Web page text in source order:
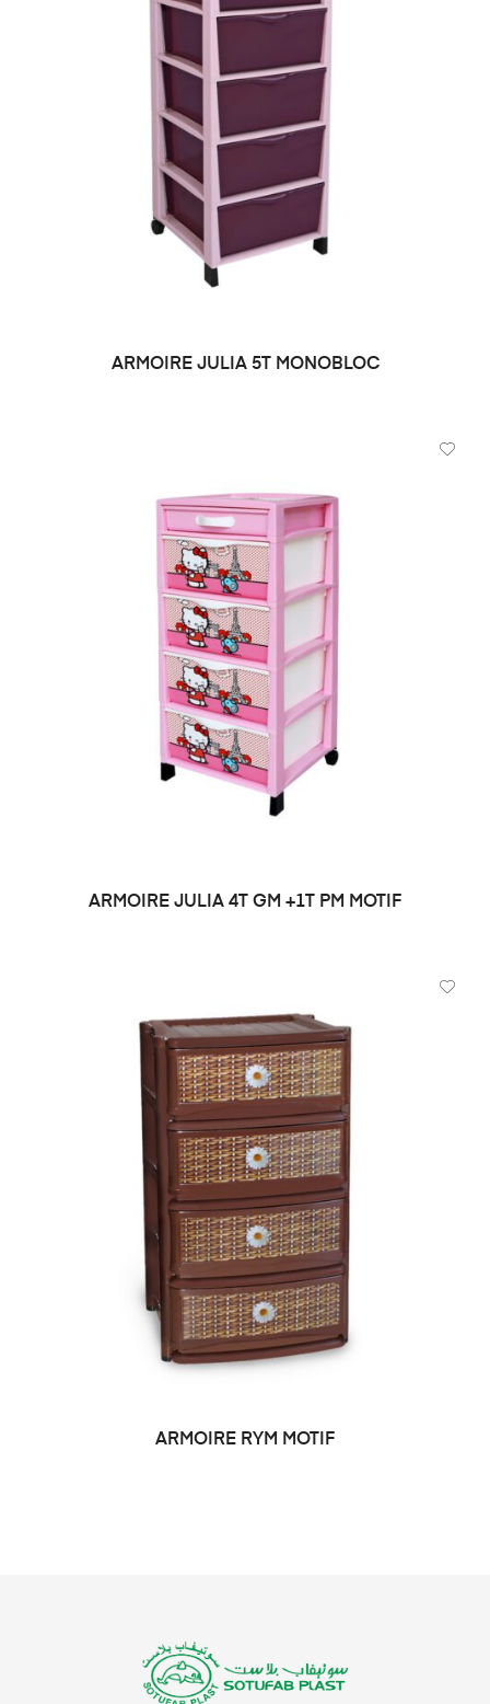
ARMOIRE JULIA 5T MONOBLOC
ARMOIRE JULIA 4T GM +1T PM MOTIF
ARMOIRE RYM MOTIF